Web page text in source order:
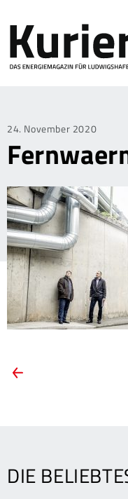
Posted
on
24. November 2020
ARTIKEL-
DIE